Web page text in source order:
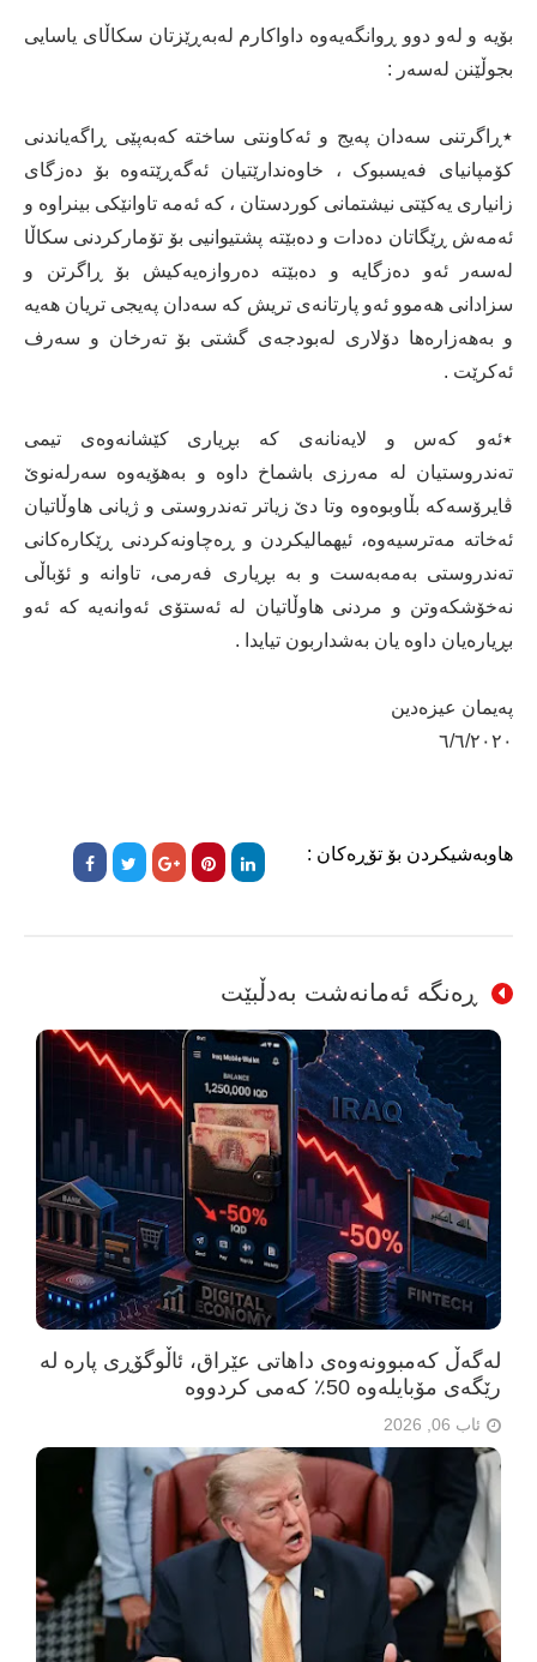
بۆیە و لەو دوو ڕوانگەیەوە داواکارم لەبەڕێزتان سکاڵای یاسایی
بجوڵێنن لەسەر :
٭ڕاگرتنی سەدان پەیج و ئەکاونتی ساختە کەبەپێی ڕاگەیاندنی
کۆمپانیای فەیسبوک ، خاوەندارێتیان ئەگەڕێتەوە بۆ دەزگای
زانیاری یەکێتی نیشتمانی کوردستان ، کە ئەمە تاوانێکی بینراوە و
ئەمەش ڕێگاتان دەدات و دەبێتە پشتیوانیی بۆ تۆمارکردنی سکاڵا
لەسەر ئەو دەزگایە و دەبێتە دەروازەیەکیش بۆ ڕاگرتن و
سزادانی هەموو ئەو پارتانەی تریش کە سەدان پەیجی تریان هەیە
و بەهەزارەها دۆلاری لەبودجەی گشتی بۆ تەرخان و سەرف
ئەکرێت .
٭ئەو کەس و لایەنانەی کە بڕیاری کێشانەوەی تیمی
تەندروستیان لە مەرزی باشماخ داوە و بەهۆیەوە سەرلەنوێ
ڤایرۆسەکە بڵاوبوەوە وتا دێ زیاتر تەندروستی و ژیانی هاوڵاتیان
ئەخاتە مەترسیەوە، ئیهمالیکردن و ڕەچاونەکردنی ڕێکارەکانی
تەندروستی بەمەبەست و بە بڕیاری فەرمی، تاوانە و ئۆباڵی
نەخۆشکەوتن و مردنی هاوڵاتیان لە ئەستۆی ئەوانەیە کە ئەو
بڕیارەیان داوە یان بەشداربون تیایدا .
پەیمان عیزەدین
٦/٦/٢٠٢٠
هاوبەشیکردن بۆ تۆڕەکان :
ڕەنگە ئەمانەشت بەدڵبێت
لەگەڵ کەمبوونەوەی داهاتی عێراق، ئاڵوگۆڕی پارە لە
رێگەی مۆبایلەوە 50٪ کەمی کردووە
ئاب 06, 2026